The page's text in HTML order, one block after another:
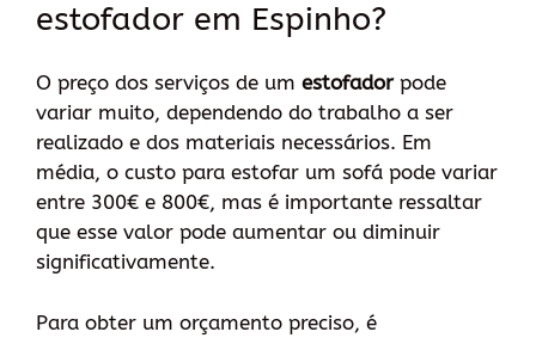
estofador em Espinho?
O preço dos serviços de um estofadorpode
variar muito, dependendo do trabalho a ser
realizado e dos materiais necessários. Em
média, o custo para estofar um sofá pode variar
entre 300€ e 800€, mas é importante ressaltar
que esse valor pode aumentar ou diminuir
significativamente.
Para obter um orçamento preciso, é